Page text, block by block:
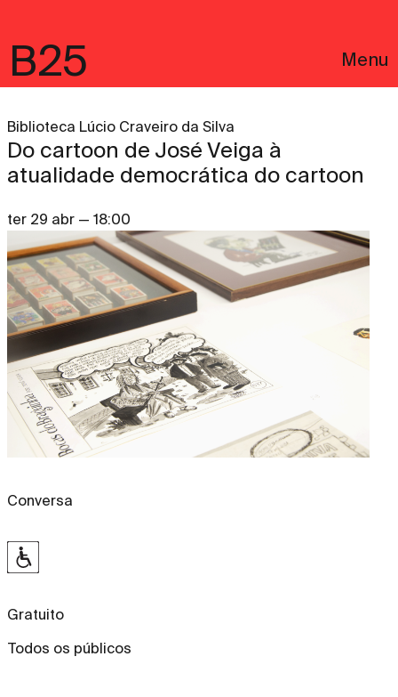
B25 Menu
English
Avisos Legais
Biblioteca Lúcio Craveiro da Silva
Do cartoon de José Veiga à
atualidade democrática do cartoon
ter 29 abr — 18:00
Conversa
Gratuito
Todos os públicos